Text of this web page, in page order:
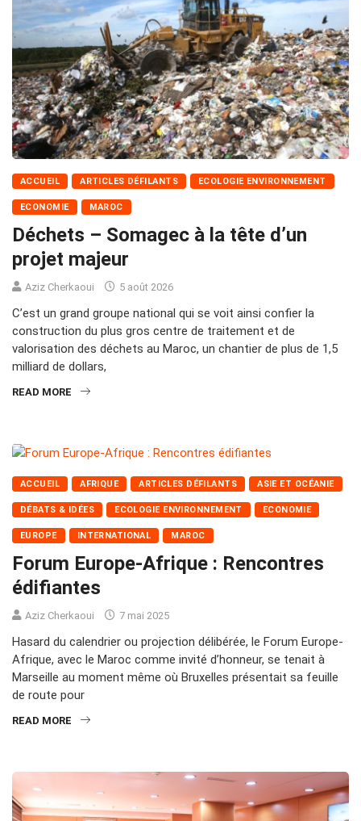
ACCUEIL ARTICLES DÉFILANTS ECOLOGIE ENVIRONNEMENT
ECONOMIE MAROC
Déchets – Somagec à la tête d’un
projet majeur
Aziz Cherkaoui 5 août 2026
C’est un grand groupe national qui se voit ainsi confier la
construction du plus gros centre de traitement et de
valorisation des déchets au Maroc, un chantier de plus de 1,5
milliard de dollars,
READ MORE
ACCUEIL AFRIQUE ARTICLES DÉFILANTS ASIE ET OCÉANIE
DÉBATS & IDÉES ECOLOGIE ENVIRONNEMENT ECONOMIE
EUROPE INTERNATIONAL MAROC
Forum Europe-Afrique : Rencontres
édifiantes
Aziz Cherkaoui 7 mai 2025
Hasard du calendrier ou projection délibérée, le Forum Europe-
Afrique, avec le Maroc comme invité d’honneur, se tenait à
Marseille au moment même où Bruxelles présentait sa feuille
de route pour
READ MORE